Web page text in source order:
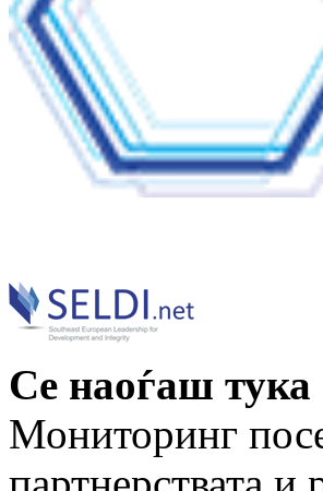
Се наоѓаш
Мониторинг